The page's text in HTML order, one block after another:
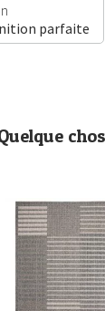
parfaite